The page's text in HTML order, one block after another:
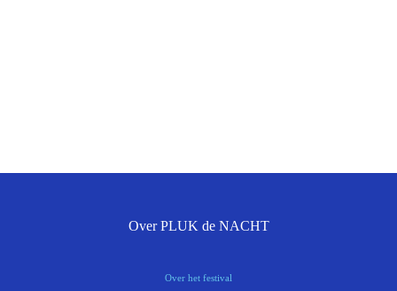
Over PLUK de NACHT
Over het festival